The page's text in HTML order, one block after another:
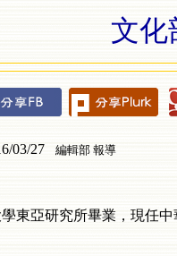
文化
03/27 編輯部 報導
東亞研究所畢業，現任